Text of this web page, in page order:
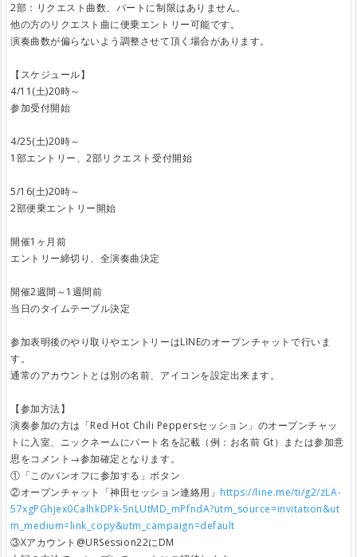
2部：リクエスト曲数、パートに制限はありません。
他の方のリクエスト曲に便乗エントリー可能です。
演奏曲数が偏らないよう調整させて頂く場合があります。
【スケジュール】
4/11(土)20時～
参加受付開始
4/25(土)20時～
1部エントリー、2部リクエスト受付開始
5/16(土)20時～
2部便乗エントリー開始
開催1ヶ月前
エントリー締切り、全演奏曲決定
開催2週間～1週間前
当日のタイムテーブル決定
参加表明後のやり取りやエントリーはLINEのオープンチャットで行いま
す。
通常のアカウントとは別の名前、アイコンを設定出来ます。
【参加方法】
演奏参加の方は「Red Hot Chili Peppersセッション」のオープンチャッ
トに入室、ニックネームにパート名を記載（例：お名前 Gt）または参加意
思をコメント→参加確定となります。
①「このバンオフに参加する」ボタン
②オープンチャット「神田セッション連絡用」 https://line.me/ti/g2/zLA-
57xgPGhjex0CalhkDPk-5nLUtMD_mPfndA?utm_source=invitation&ut
m_medium=link_copy&utm_campaign=default
③Xアカウント@URSession22にDM